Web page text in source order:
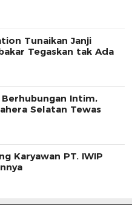
Tunaikan Janji
Tegaskan tak Ada
Intim,
Selatan Tewas
Karyawan PT. IWIP